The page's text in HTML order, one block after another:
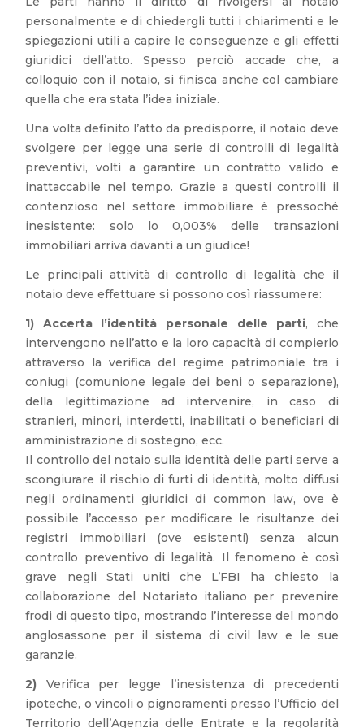
personalmente e di chiedergli tutti i chiarimenti e le
spiegazioni utili a capire le conseguenze e gli effetti
giuridici dell’atto. Spesso perciò accade che, a
colloquio con il notaio, si finisca anche col cambiare
quella che era stata l’idea iniziale.
Una volta definito l’atto da predisporre, il notaio deve
svolgere per legge una serie di controlli di legalità
preventivi, volti a garantire un contratto valido e
inattaccabile nel tempo. Grazie a questi controlli il
contenzioso nel settore immobiliare è pressoché
inesistente: solo lo 0,003% delle transazioni
immobiliari arriva davanti a un giudice!
Le principali attività di controllo di legalità che il
notaio deve effettuare si possono così riassumere:
1)
Accerta l’identità personale delle parti, che
intervengono nell’atto e la loro capacità di compierlo
attraverso la verifica del regime patrimoniale tra i
coniugi (comunione legale dei beni o separazione),
della legittimazione ad intervenire, in caso di
stranieri, minori, interdetti, inabilitati o beneficiari di
amministrazione di sostegno, ecc.
Il controllo del notaio sulla identità delle parti serve a
scongiurare il rischio di furti di identità, molto diffusi
negli ordinamenti giuridici di common law, ove è
possibile l’accesso per modificare le risultanze dei
registri immobiliari (ove esistenti) senza alcun
controllo preventivo di legalità. Il fenomeno è così
grave negli Stati uniti che L’FBI ha chiesto la
collaborazione del Notariato italiano per prevenire
frodi di questo tipo, mostrando l’interesse del mondo
anglosassone per il sistema di civil law e le sue
garanzie.
2) Verifica per legge l’inesistenza di precedenti
ipoteche, o vincoli o pignoramenti presso l’Ufficio del
Territorio dell’Agenzia delle Entrate e la regolarità